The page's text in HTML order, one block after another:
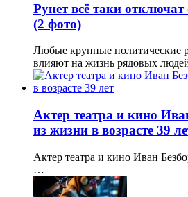
Рунет всё таки
(2 фото)
Любые крупные политические
влияют на жизнь рядовых
Актер театра и кино
из жизни в возрасте 39
Актер театра и кино Иван
…